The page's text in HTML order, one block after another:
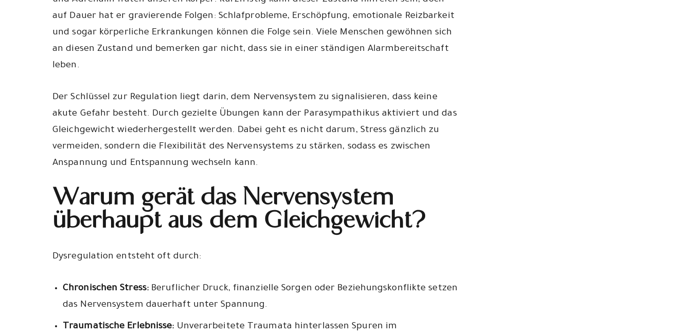
auf Dauer hat er gravierende Folgen: Schlafprobleme, Erschöpfung, emotionale Reizbarkeit
und sogar körperliche Erkrankungen können die Folge sein. Viele Menschen gewöhnen sich
an diesen Zustand und bemerken gar nicht, dass sie in einer ständigen Alarmbereitschaft
leben.
Der Schlüssel zur Regulation liegt darin, dem Nervensystem zu signalisieren, dass keine
akute Gefahr besteht. Durch gezielte Übungen kann der Parasympathikus aktiviert und das
Gleichgewicht wiederhergestellt werden. Dabei geht es nicht darum, Stress gänzlich zu
vermeiden, sondern die Flexibilität des Nervensystems zu stärken, sodass es zwischen
Anspannung und Entspannung wechseln kann.
Warum gerät das Nervensystem
überhaupt aus dem Gleichgewicht?
Dysregulation entsteht oft durch:
Chronischen Stress:Beruflicher Druck, finanzielle Sorgen oder Beziehungskonflikte setzen
das Nervensystem dauerhaft unter Spannung.
Traumatische Erlebnisse: Unverarbeitete Traumata hinterlassen Spuren im